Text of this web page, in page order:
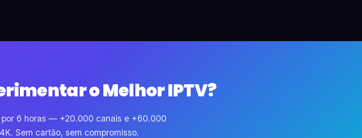
o Melhor IPTV?
por 6 horas — +20.000 canais e +60.000
Sem cartão, sem compromisso.